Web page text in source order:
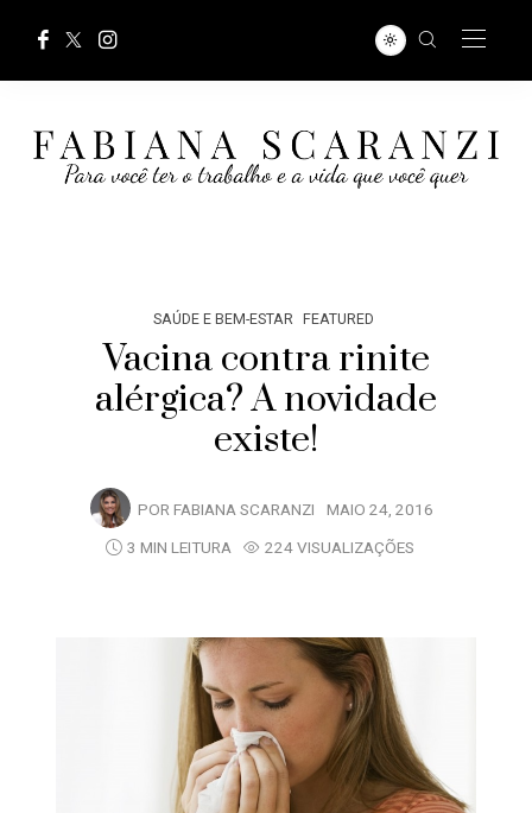
SAÚDE E BEM-ESTAR FEATURED
Vacina contra rinite
alérgica? A novidade
existe!
POR FABIANA SCARANZI MAIO 24, 2016
3 MIN LEITURA
224 VISUALIZAÇÕES